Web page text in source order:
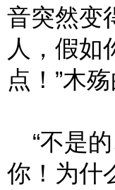
音突然变
人，假如
点！”木
“不是的
你！为什